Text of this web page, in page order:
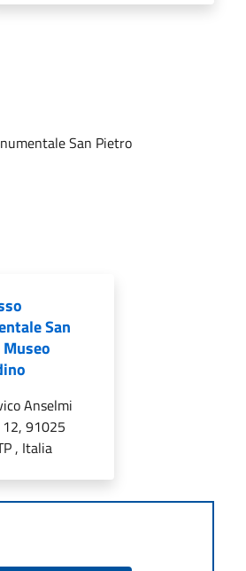
San Pietro
San
Anselmi
12, 91025
, Italia